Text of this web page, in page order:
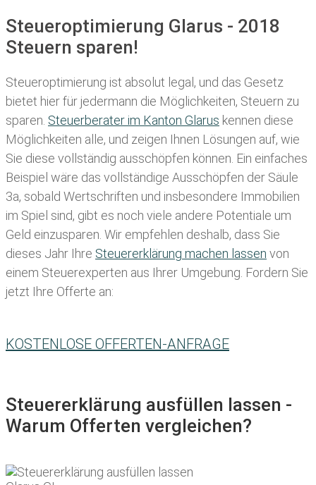
Steueroptimierung Glarus - 2018
Steuern sparen!
Steueroptimierung ist absolut legal, und das Gesetz
bietet hier für jedermann die Möglichkeiten, Steuern zu
sparen. Steuerberater im K anton Glarus kennen diese
Möglichkeiten alle, und zeigen Ihnen Lösungen auf, wie
Sie diese vollständig ausschöpfen können. Ein einfaches
Beispiel wäre das vollständige Ausschöpfen der Säule
3a, sobald Wertschriften und insbesondere Immobilien
im Spiel sind, gibt es noch viele andere Potentiale um
Geld einzusparen. Wir empfehlen deshalb, dass Sie
dieses Jahr Ihre Steuererklärung machen lassen von
einem Steuerexperten aus Ihrer Umgebung. Fordern Sie
jetzt Ihre Offerte an:
KOSTENLOSE OFFERTEN-ANFRAGE
Steuererklärung ausfüllen lassen -
Warum Offerten vergleichen?